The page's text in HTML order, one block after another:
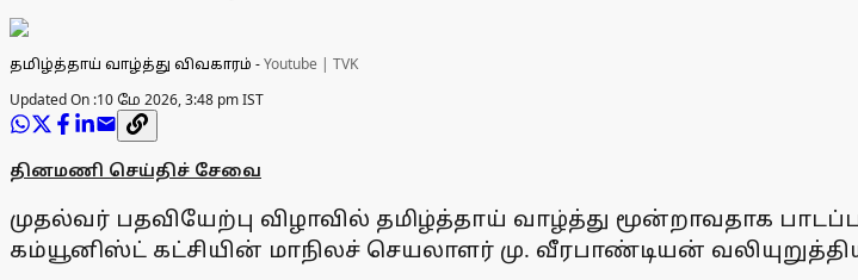
தமிழ்த்தாய் வாழ்த்து விவகாரம் -Youtube | TVK
Updated On :10 மே 2026, 3:48 pm IST
தினமணி செய்திச் சேவை
முதல்வர் பதவியேற்பு விழாவில் தமிழ்த்தாய் வாழ்த்து மூன்றாவதாக
கம்யூனிஸ்ட் கட்சியின் மாநிலச் செயலாளர் மு. வீரபாண்டியன்